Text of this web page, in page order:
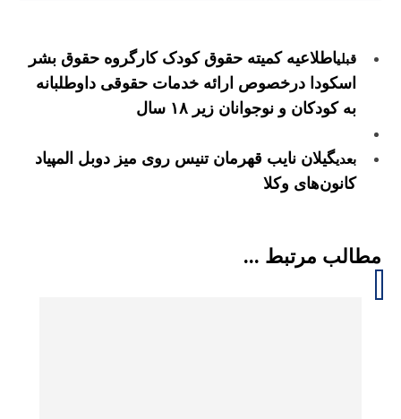
قبلیاطلاعیه کمیته حقوق کودک کارگروه حقوق بشر
اسکودا درخصوص ارائه خدمات حقوقی داوطلبانه
به کودکان و نوجوانان زیر ۱۸ سال
بعدیگیلان نایب قهرمان تنیس روی میز دوبل المپیاد
کانون‌های وکلا
مطالب مرتبط ...